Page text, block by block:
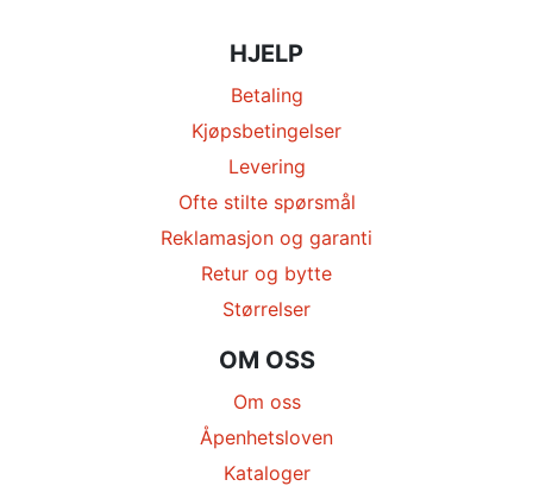
HJELP
Betaling
Kjøpsbetingelser
Levering
Ofte stilte spørsmål
Reklamasjon og garanti
Retur og bytte
Størrelser
OM OSS
Om oss
Åpenhetsloven
Kataloger